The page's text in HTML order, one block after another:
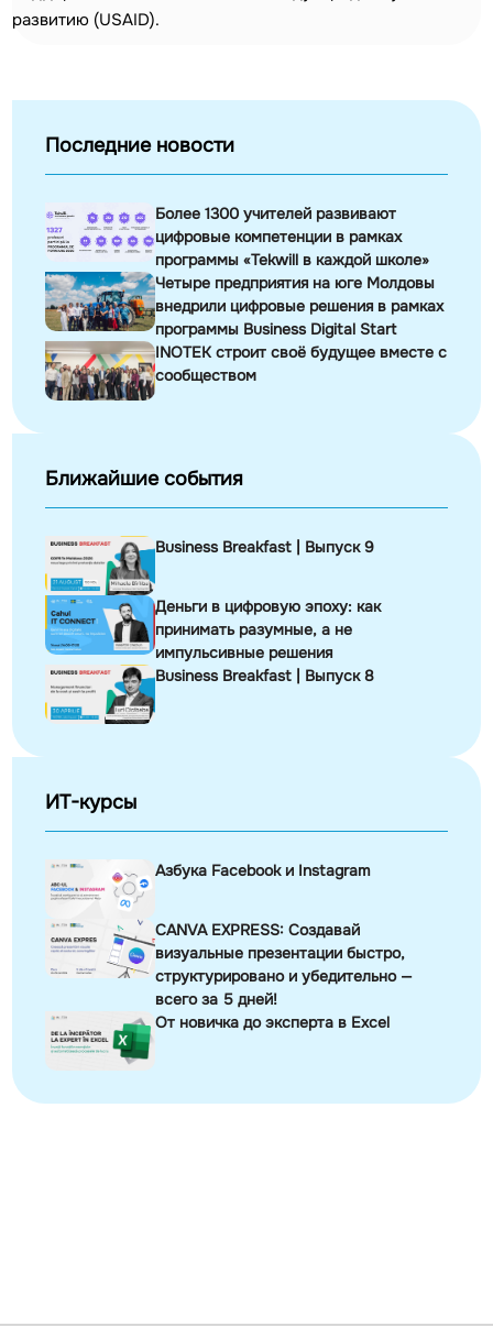
развитию (USAID).
Последние новости
Более 1300 учителей развивают
цифровые компетенции в рамках
программы «Tekwill в каждой школе»
Четыре предприятия на юге Молдовы
внедрили цифровые решения в рамках
программы Business Digital Start
INOTEK строит своё будущее вместе с
сообществом
Ближайшие события
Business Breakfast | Выпуск 9
Деньги в цифровую эпоху: как
принимать разумные, а не
импульсивные решения
Business Breakfast | Выпуск 8
ИТ-курсы
Азбука Facebook и Instagram
CANVA EXPRESS: Создавай
визуальные презентации быстро,
структурировано и убедительно —
всего за 5 дней!
От новичка до эксперта в Excel